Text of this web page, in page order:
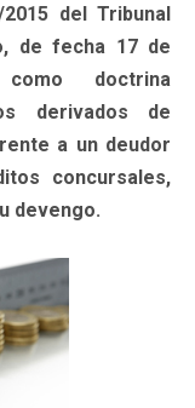
del Tribunal
de fecha 17 de
doctrina
derivados de
a un deudor
concursales,
devengo.